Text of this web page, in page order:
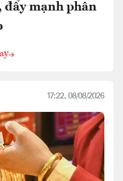
mạnh phân
17:22, 08/08/2026